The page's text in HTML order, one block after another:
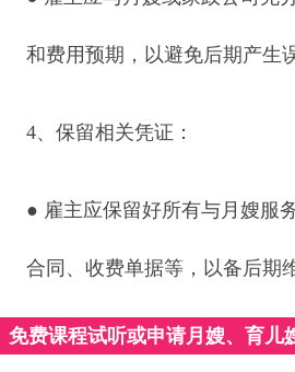
和费用预期，以避免后期产生
4、保留相关凭证：
● 雇主应保留好所有与月嫂服
合同、收费单据等，以备后期
免费课程试听或申请月嫂、育儿